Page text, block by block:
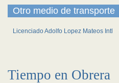
Otro medio de transporte
Licenciado Adolfo Lopez Mateos Intl
Tiempo en Obrera